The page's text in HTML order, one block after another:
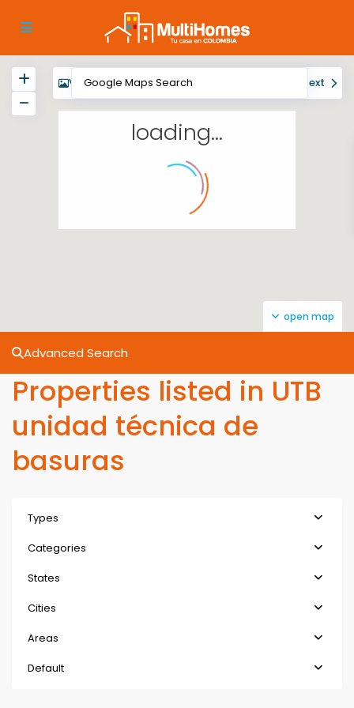
loading...
open map
View My Location Next
Advanced Search
Properties listed in UTB
unidad técnica de
basuras
Types
Categories
States
Cities
Areas
Default